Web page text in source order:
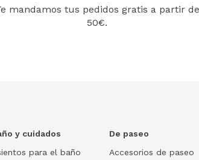
mandamos tus pedidos gratis a partir de
50€.
y cuidados
para el baño
De paseo
Accesorios de paseo